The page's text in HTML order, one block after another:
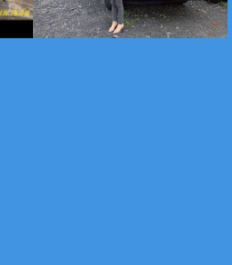
Xe tải Foton 990kg